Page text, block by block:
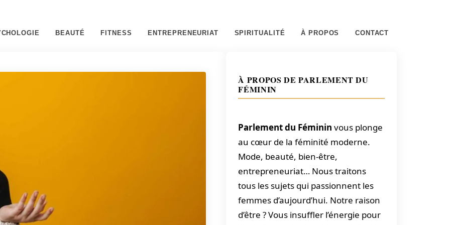
BEAUTÉ FITNESS ENTREPRENEURIAT SPIRITUALITÉ À PROPOS CONTACT
À PROPOS DE PARLEMENT DU
FÉMININ
Parlement du Féminin vous plonge
au cœur de la féminité moderne.
Mode, beauté, bien-être,
entrepreneuriat… Nous traitons
tous les sujets qui passionnent les
femmes d’aujourd’hui. Notre raison
d’être ? Vous insuffler l’énergie pour